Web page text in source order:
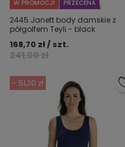
W PROMOCJI PRZECENA
2445 Janett body damskie z
półgolfem Teyli - black
241,00 zł
168,70 zł / szt.
- 51,30 zł